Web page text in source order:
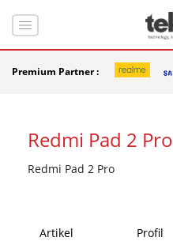
Premium Partner :
Redmi Pad 2 Pro
Redmi Pad 2 Pro
Artikel Profil